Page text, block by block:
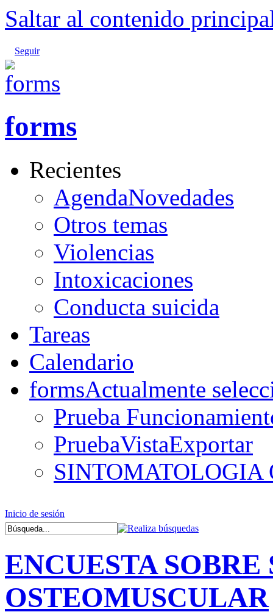
Saltar al contenido
Seguir
forms
Recientes
AgendaNovedades
Otros temas
Violencias
Intoxicaciones
Conducta suicida
Tareas
Calendario
formsActualmente
Prueba
PruebaVistaExportar
SINTOMATOLOGIA
Inicio de sesión
ENCUESTA
OSTEOMUSCULAR